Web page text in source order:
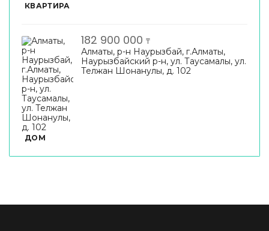
КВАРТИРА
ДОМ
182 900 000 ₸
Алматы, р-н Наурызбай, г.Алматы,
Наурызбайский р-н, ул. Таусамалы, ул.
Телжан Шонанулы, д. 102